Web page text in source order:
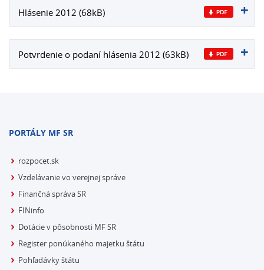
Hlásenie 2012 (68kB)
Potvrdenie o podaní hlásenia 2012 (63kB)
PORTÁLY MF SR
rozpocet.sk
Vzdelávanie vo verejnej správe
Finančná správa SR
FINinfo
Dotácie v pôsobnosti MF SR
Register ponúkaného majetku štátu
Pohľadávky štátu